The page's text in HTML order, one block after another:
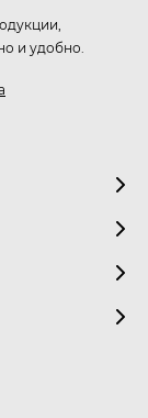
и удобно.